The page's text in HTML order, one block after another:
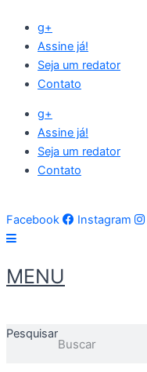
para
conteúdo
g+
Assine já!
Seja um redator
Contato
g+
Assine já!
Seja um redator
Contato
Facebook
Instagram
MENU
Pesquisar